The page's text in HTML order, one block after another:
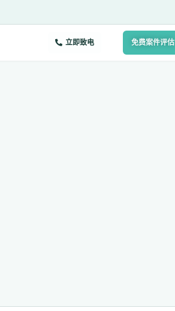
立即致电 免费案件评估